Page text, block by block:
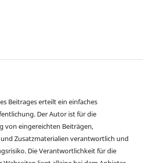
Beitrages erteilt ein einfaches
Der Autor ist für die
von eingereichten Beiträgen,
Zusatzmaterialien verantwortlich und
Die Verantwortlichkeit für die